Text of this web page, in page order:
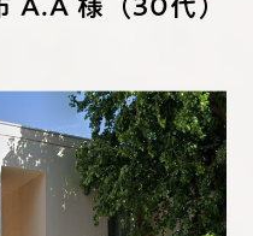
A.A 様（30代）